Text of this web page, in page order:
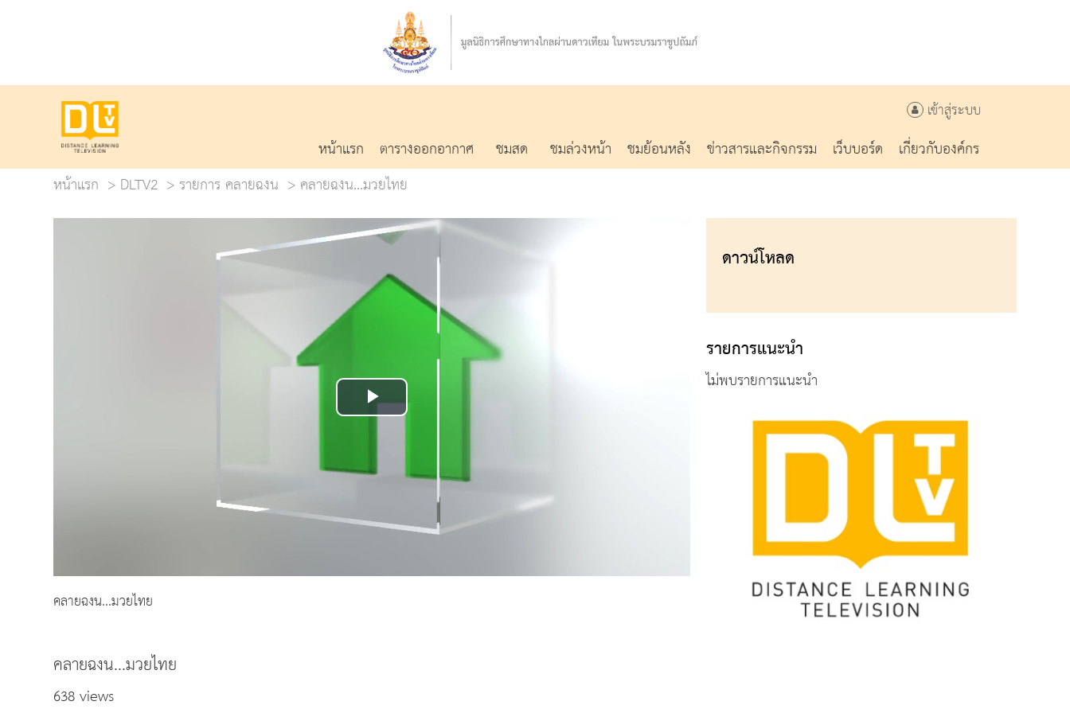
เข้าสู่ระบบ
หน้าแรก ตารางออกอากาศ ชมสด ชมล่วงหน้า ชมย้อนหลัง ข่าวสารและกิจกรรม เว็บบอร์ด
เกี่ยวกับองค์กร
หน้าแรก
DLTV2 รายการ คลายฉงน คลายฉงน...มวยไทย
Play
คลายฉงน...มวยไทย
คลายฉงน...มวยไทย
638 views
ดาวน์โหลด
รายการแนะนำ
ไม่พบรายการแนะนำ